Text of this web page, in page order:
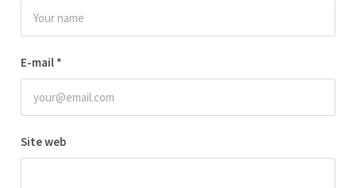
E-mail *
Site web